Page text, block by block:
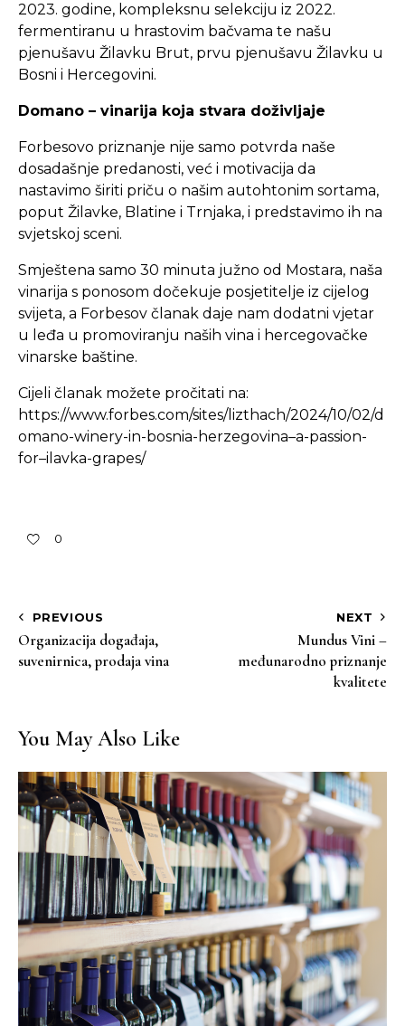
2023. godine, kompleksnu selekciju iz 2022.
fermentiranu u hrastovim bačvama te našu
pjenušavu Žilavku Brut, prvu pjenušavu Žilavku u
Bosni i Hercegovini.
Domano – vinarija koja stvara doživljaje
Forbesovo priznanje nije samo potvrda naše
dosadašnje predanosti, već i motivacija da
nastavimo širiti priču o našim autohtonim sortama,
poput Žilavke, Blatine i Trnjaka, i predstavimo ih na
svjetskoj sceni.
Smještena samo 30 minuta južno od Mostara, naša
vinarija s ponosom dočekuje posjetitelje iz cijelog
svijeta, a Forbesov članak daje nam dodatni vjetar
u leđa u promoviranju naših vina i hercegovačke
vinarske baštine.
Cijeli članak možete pročitati na:
https://www.forbes.com/sites/lizthach/2024/10/02/d
omano-winery-in-bosnia-herzegovina–a-passion-
for–ilavka-grapes/
0
PREVIOUS
Organizacija događaja,
suvenirnica, prodaja vina
NEXT
Mundus Vini –
međunarodno priznanje
kvalitete
You May Also Like